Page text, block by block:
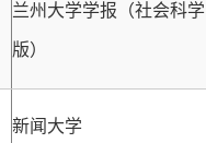
兰州大学学报（社会科学
版）
新闻大学